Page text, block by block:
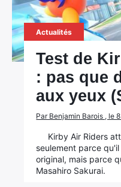
Actualités
Test de
: pas que
aux yeux
Par Benjamin Barois , le
Kirby Air Riders
seulement parce
original, mais parce
Masahiro Sakurai.